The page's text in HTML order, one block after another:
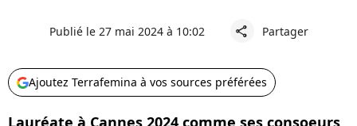
Publié le 27 mai 2024 à 10:02 share Partager
Ajoutez Terrafemina à vos sources préférées
Lauréate à Cannes 2024 comme ses consoeurs